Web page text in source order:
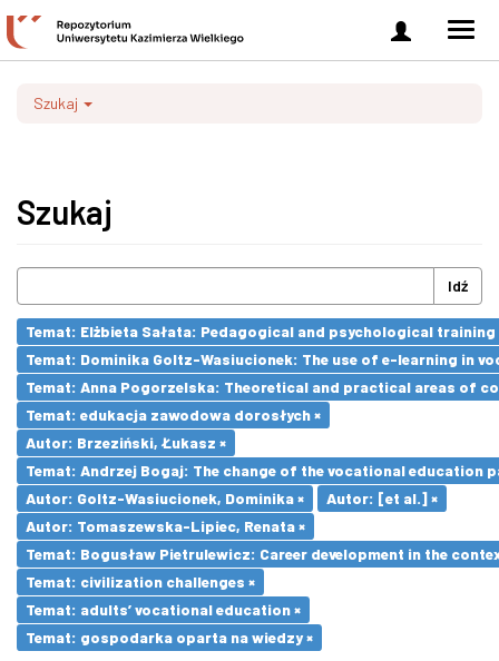
Zaloguj
się
Szukaj
Szukaj
Idź
Temat: Elżbieta Sałata: Pedagogical and psychological
Temat: Dominika Goltz-Wasiucionek: The use of e-learning in
Temat: Anna Pogorzelska: Theoretical and practical areas of
Temat: edukacja zawodowa dorosłych ×
Autor: Brzeziński, Łukasz ×
Temat: Andrzej Bogaj: The change of the vocational education
Autor: Goltz-Wasiucionek, Dominika ×
Autor: [et al.] ×
Autor: Tomaszewska-Lipiec, Renata ×
Temat: Bogusław Pietrulewicz: Career development in the
Temat: civilization challenges ×
Temat: adults’ vocational education ×
Temat: gospodarka oparta na wiedzy ×